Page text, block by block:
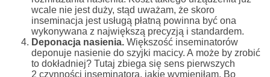
wcale nie jest duży, stąd uważam, że skoro
inseminacja jest usługą płatną powinna być ona
wykonywana z największą precyzją i standardem.
Deponacja nasienia. Większość inseminatorów
deponuje nasienie do szyjki macicy. A może by zrobić
to dokładniej? Tutaj zbiega się sens pierwszych
2 czynności inseminatora, jakie wymieniłam. Bo